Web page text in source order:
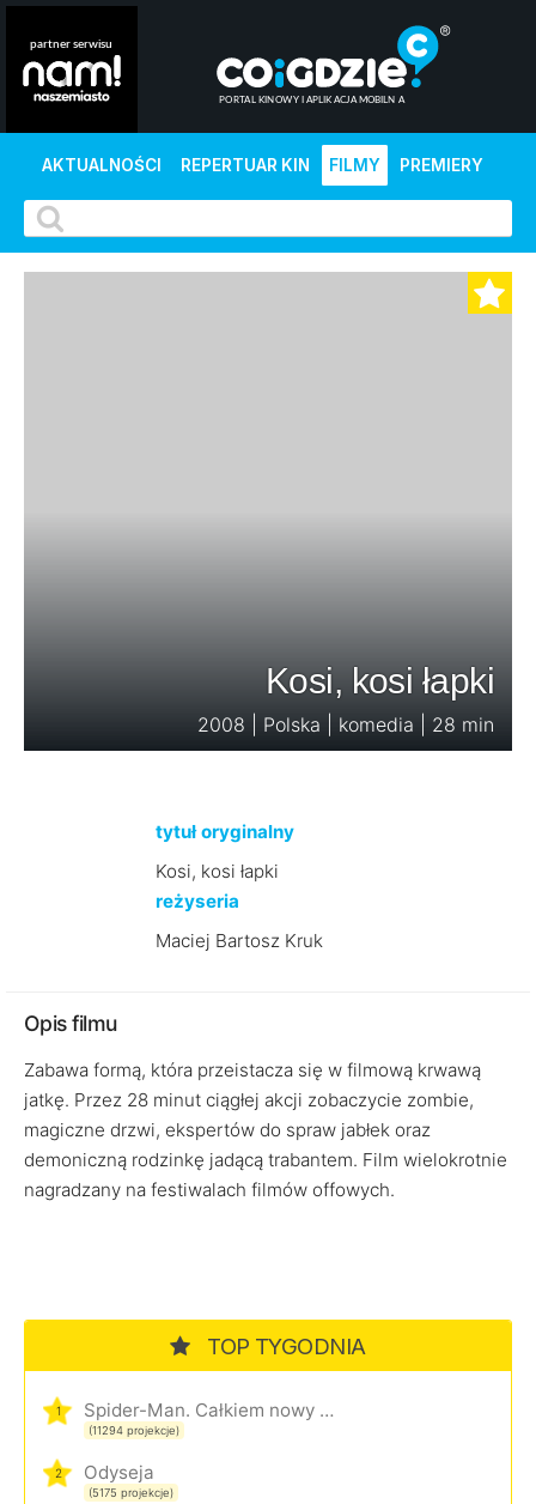
AKTUALNOŚCI REPERTUAR KIN FILMY PREMIERY
Kosi, kosi łapki
2008 | Polska | komedia | 28 min
tytuł oryginalny
Kosi, kosi łapki
reżyseria
Maciej Bartosz Kruk
Opis filmu
Zabawa formą, która przeistacza się w filmową krwawą
jatkę. Przez 28 minut ciągłej akcji zobaczycie zombie,
magiczne drzwi, ekspertów do spraw jabłek oraz
demoniczną rodzinkę jadącą trabantem. Film wielokrotnie
nagradzany na festiwalach filmów offowych.
TOP TYGODNIA
1 Spider-Man. Całkiem nowy dzień
(11294 projekcje)
2 Odyseja
(5175 projekcje)